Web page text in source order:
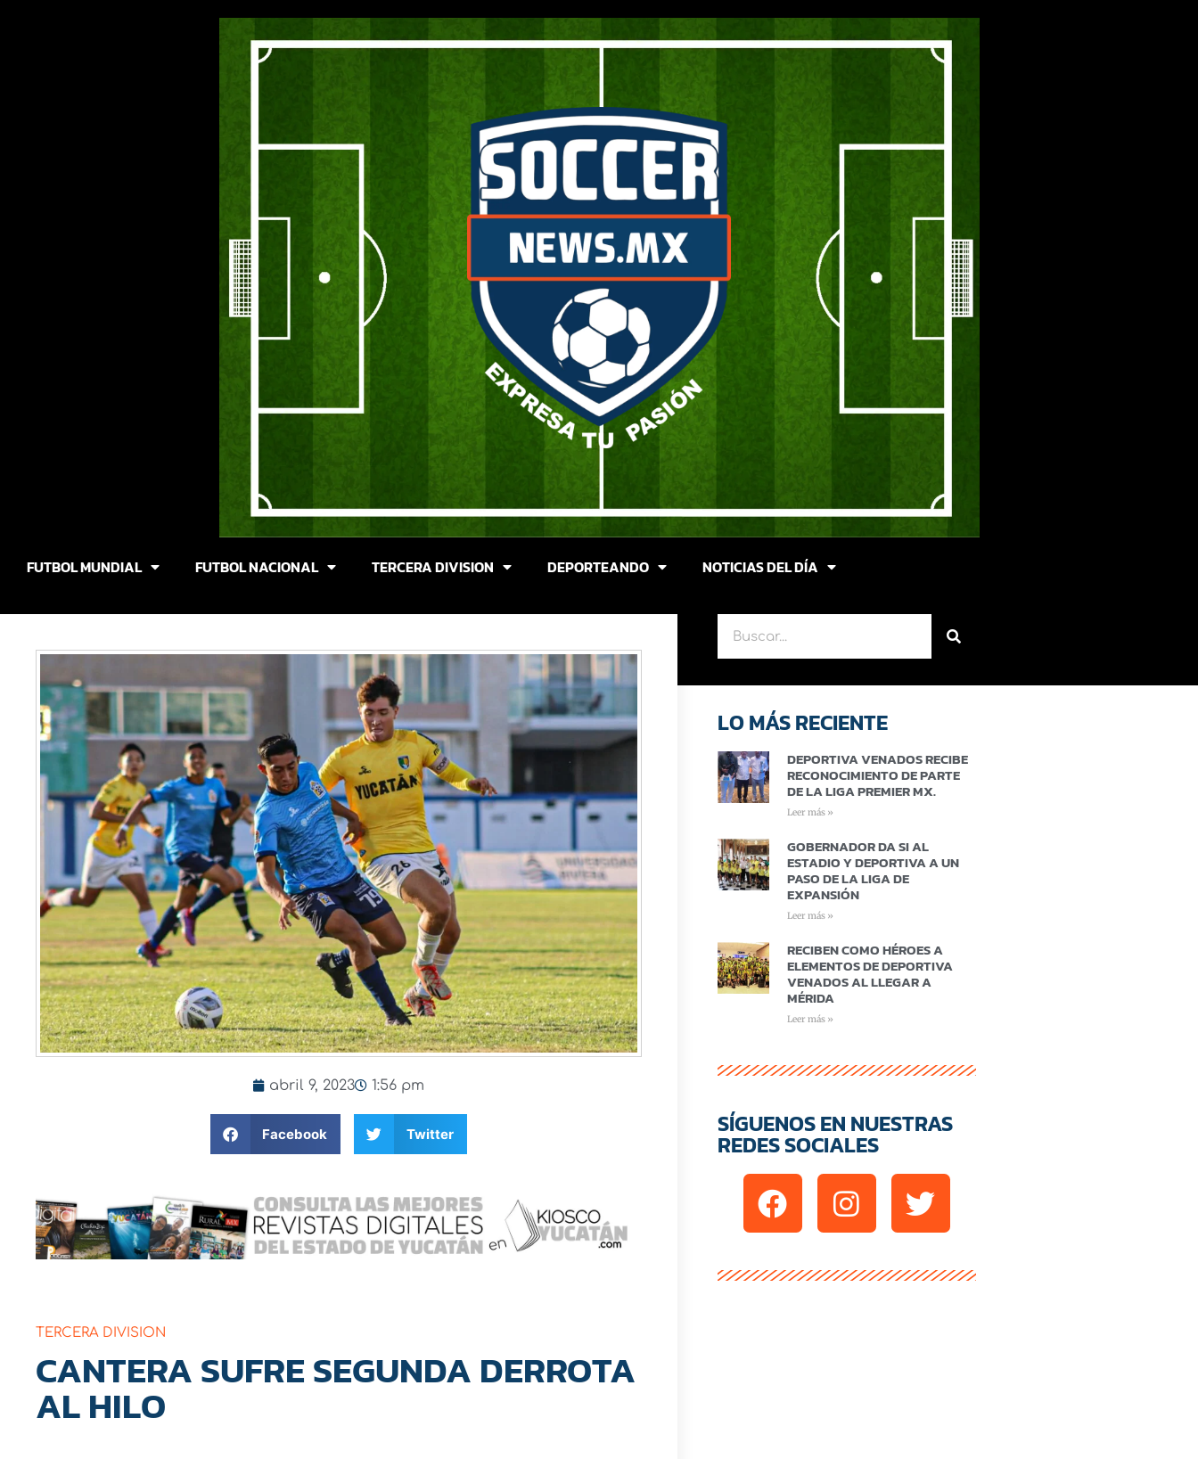
FUTBOL MUNDIAL FUTBOL NACIONAL TERCERA DIVISION DEPORTEANDO NOTICIAS DEL DÍA
abril 9, 2023 1:56 pm
Facebook Twitter
TERCERA DIVISION
CANTERA SUFRE SEGUNDA DERROTA
AL HILO
LO MÁS RECIENTE
DEPORTIVA VENADOS RECIBE
RECONOCIMIENTO DE PARTE
DE LA LIGA PREMIER MX.
Leer más »
GOBERNADOR DA SI AL
ESTADIO Y DEPORTIVA A UN
PASO DE LA LIGA DE
EXPANSIÓN
Leer más »
RECIBEN COMO HÉROES A
ELEMENTOS DE DEPORTIVA
VENADOS AL LLEGAR A
MÉRIDA
Leer más »
SÍGUENOS EN NUESTRAS
REDES SOCIALES